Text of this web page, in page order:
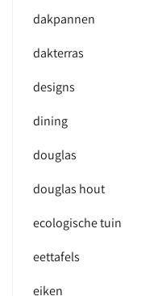
dakpannen
dakterras
designs
dining
douglas
douglas hout
ecologische tuin
eettafels
eiken